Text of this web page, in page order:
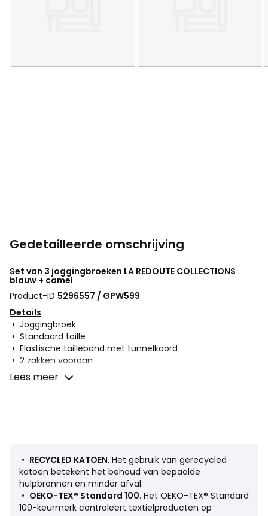
Gedetailleerde omschrijving
Set van 3 joggingbroeken LA REDOUTE COLLECTIONS
blauw + camel
Product-ID 5296557 / GPW599
Details
• Joggingbroek
• Standaard taille
• Elastische tailleband met tunnelkoord
• 2 zakken vooraan
• Elastisch onderaan de pijpen
• Set van 3
• Strijken op lage temperatuur / geen bleekmiddel
• Droogtrommel op lage temperatuur
• Geen droogkuis
Lees meer
• RECYCLED KATOEN. Het gebruik van gerecycled
katoen betekent het behoud van bepaalde
hulpbronnen en minder afval.
• OEKO-TEX® Standard 100. Het OEKO-TEX® Standard
100-keurmerk controleert textielproducten op